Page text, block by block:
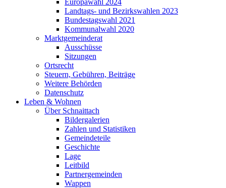
Europawahl 2024
Landtags- und Bezirkswahlen 2023
Bundestagswahl 2021
Kommunalwahl 2020
Marktgemeinderat
Ausschüsse
Sitzungen
Ortsrecht
Steuern, Gebühren, Beiträge
Weitere Behörden
Datenschutz
Leben & Wohnen
Über Schnaittach
Bildergalerien
Zahlen und Statistiken
Gemeindeteile
Geschichte
Lage
Leitbild
Partnergemeinden
Wappen